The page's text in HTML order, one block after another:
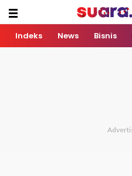
Indeks News Bisnis